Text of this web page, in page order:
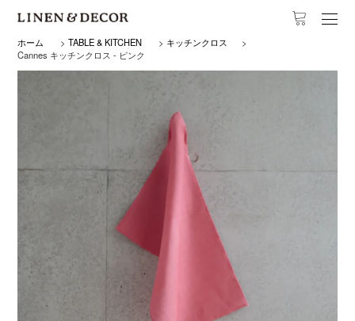
ホーム >TABLE & KITCHEN > キッチンクロス
>
Cannes キッチンクロス - ピンク